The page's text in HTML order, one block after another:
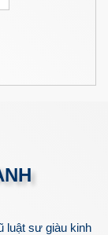
luật sư giàu kinh